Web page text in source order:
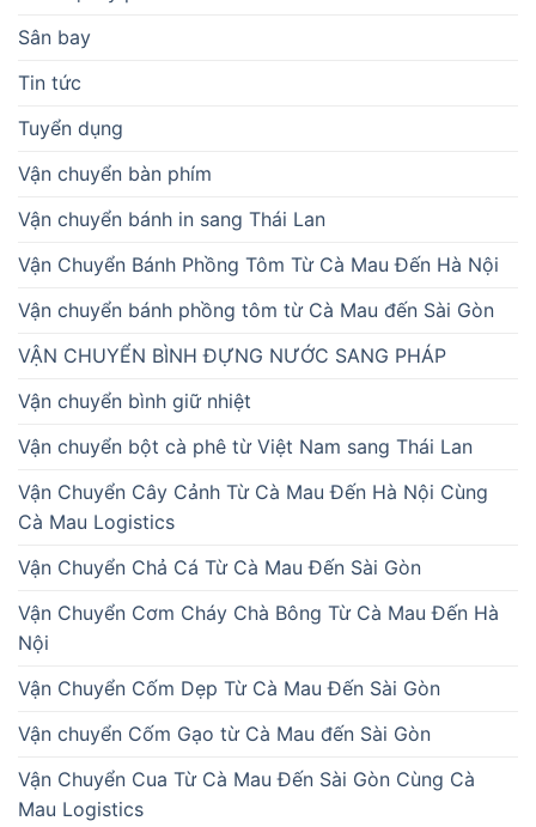
Sân bay
Tin tức
Tuyển dụng
Vận chuyển bàn phím
Vận chuyển bánh in sang Thái Lan
Vận Chuyển Bánh Phồng Tôm Từ Cà Mau Đến Hà Nội
Vận chuyển bánh phồng tôm từ Cà Mau đến Sài Gòn
VẬN CHUYỂN BÌNH ĐỰNG NƯỚC SANG PHÁP
Vận chuyển bình giữ nhiệt
Vận chuyển bột cà phê từ Việt Nam sang Thái Lan
Vận Chuyển Cây Cảnh Từ Cà Mau Đến Hà Nội Cùng
Cà Mau Logistics
Vận Chuyển Chả Cá Từ Cà Mau Đến Sài Gòn
Vận Chuyển Cơm Cháy Chà Bông Từ Cà Mau Đến Hà
Nội
Vận Chuyển Cốm Dẹp Từ Cà Mau Đến Sài Gòn
Vận chuyển Cốm Gạo từ Cà Mau đến Sài Gòn
Vận Chuyển Cua Từ Cà Mau Đến Sài Gòn Cùng Cà
Mau Logistics